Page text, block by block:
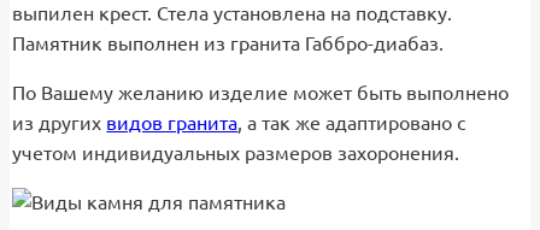
выпилен крест. Стела установлена на подставку.
Памятник выполнен из гранита Габбро-диабаз.
По Вашему желанию изделие может быть выполнено
из других видов гранита, а так же адаптировано с
учетом индивидуальных размеров захоронения.